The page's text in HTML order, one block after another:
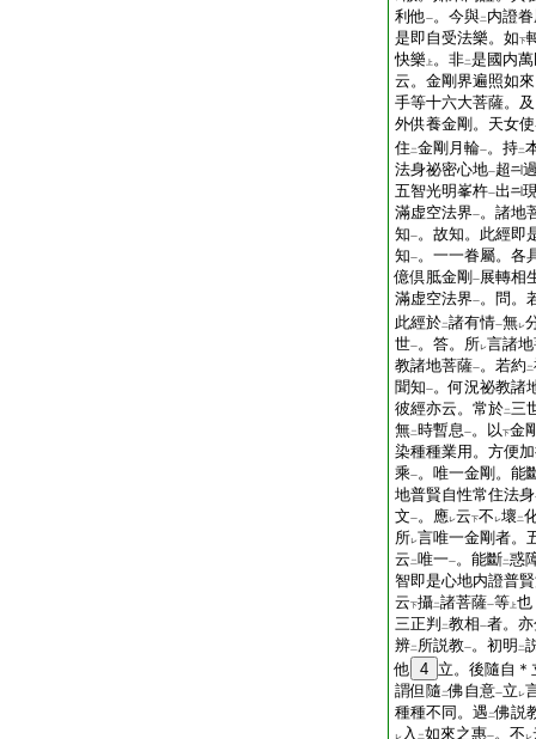
利他一。今與二 内證
是即自受法樂。如下
快樂 上 。非二是國内
云。金剛界遍照如
手等十六大菩薩。
外供養金剛。天女使
住 二金剛月輪一。持二
法身祕密心地一超
五智光明峯杵一出
滿虚空法界一。諸地
知一。故知。此經即
知一。一一眷屬。各
億倶胝金剛 一展轉相
滿虚空法界一。問。
此經於二諸有情一無レ
世一。答。所レ言諸
教諸地菩薩一。若約 二
聞知一。何況祕教諸
彼經亦云。常於二三
無二時暫息一。以下金
染種種業用。方便
乘一。唯一金剛。能
地普賢自性常住法身
文一。應レ云下不 レ壞 二
所レ言唯一金剛者。
云 二唯一一。能斷二惑
智即是心地内證普
云下攝二諸菩薩一等 上也
三正判
二教相一者。
辨二 所説教一。初明 二
他 4 立。後隨自
謂但隨 二佛自意一立 レ
種種不同。遇 二佛説
レ 入 二如來之惠一。不 レ